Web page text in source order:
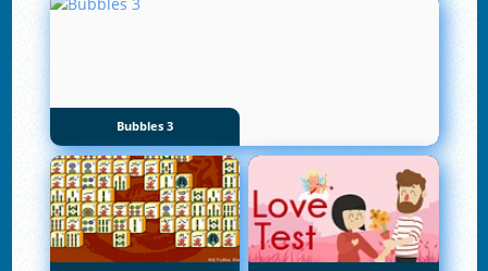
Bubbles 3